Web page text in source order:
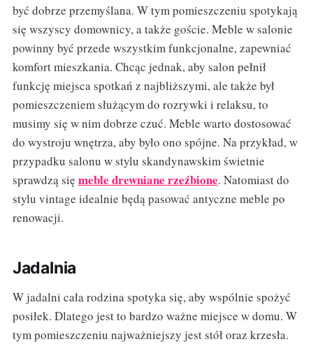
być dobrze przemyślana. W tym pomieszczeniu spotykają
się wszyscy domownicy, a także goście. Meble w salonie
powinny być przede wszystkim funkcjonalne, zapewniać
komfort mieszkania. Chcąc jednak, aby salon pełnił
funkcję miejsca spotkań z najbliższymi, ale także był
pomieszczeniem służącym do rozrywki i relaksu, to
musimy się w nim dobrze czuć. Meble warto dostosować
do wystroju wnętrza, aby było ono spójne. Na przykład, w
przypadku salonu w stylu skandynawskim świetnie
sprawdzą się meble drewniane rzeźbione. Natomiast do
stylu vintage idealnie będą pasować antyczne meble po
renowacji.
Jadalnia
W jadalni cała rodzina spotyka się, aby wspólnie spożyć
posiłek. Dlatego jest to bardzo ważne miejsce w domu. W
tym pomieszczeniu najważniejszy jest stół oraz krzesła.